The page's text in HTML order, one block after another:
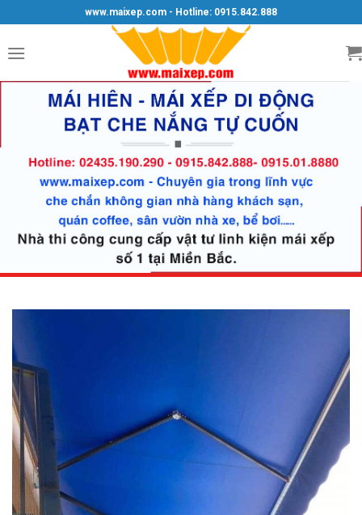
to
content
www.maixep.com - Hotline: 0915.842.888